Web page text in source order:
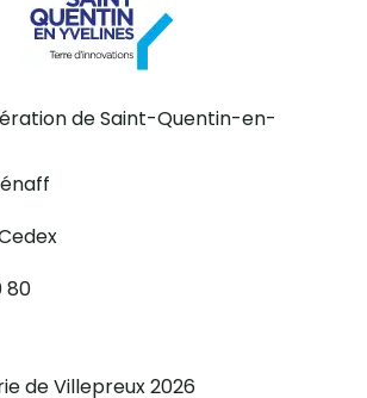
de Saint-Quentin-en-
80
de Villepreux 2026